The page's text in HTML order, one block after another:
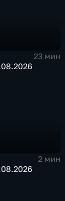
23 мин
2 мин